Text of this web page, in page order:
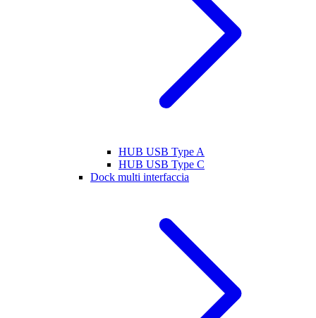
HUB USB Type A
HUB USB Type C
Dock multi interfaccia